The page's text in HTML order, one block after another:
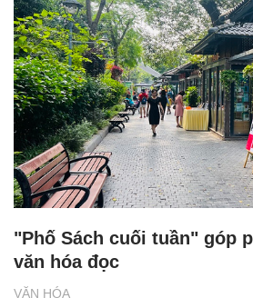
VĂN HÓA
"Phố Sách cuối tuần" góp
văn hóa đọc